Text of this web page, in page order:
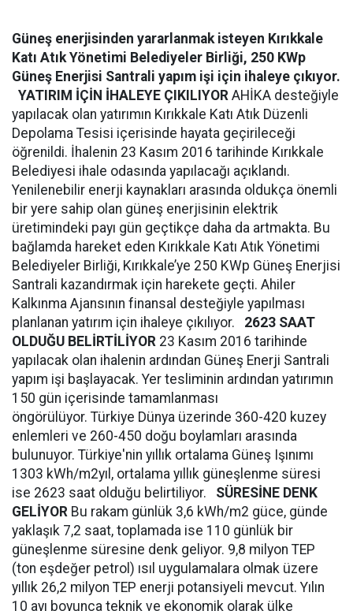
Güneş enerjisinden yararlanmak isteyen Kırıkkale
Katı Atık Yönetimi Belediyeler Birliği, 250 KWp
Güneş Enerjisi Santrali yapım işi için ihaleye çıkıyor.
YATIRIM İÇİN İHALEYE ÇIKILIYOR AHİKA desteğiyle
yapılacak olan yatırımın Kırıkkale Katı Atık Düzenli
Depolama Tesisi içerisinde hayata geçirileceği
öğrenildi. İhalenin 23 Kasım 2016 tarihinde Kırıkkale
Belediyesi ihale odasında yapılacağı açıklandı.
Yenilenebilir enerji kaynakları arasında oldukça önemli
bir yere sahip olan güneş enerjisinin elektrik
üretimindeki payı gün geçtikçe daha da artmakta. Bu
bağlamda hareket eden Kırıkkale Katı Atık Yönetimi
Belediyeler Birliği, Kırıkkale’ye 250 KWp Güneş Enerjisi
Santrali kazandırmak için harekete geçti. Ahiler
Kalkınma Ajansının finansal desteğiyle yapılması
planlanan yatırım için ihaleye çıkılıyor. 2623 SAAT
OLDUĞU BELİRTİLİYOR 23 Kasım 2016 tarihinde
yapılacak olan ihalenin ardından Güneş Enerji Santrali
yapım işi başlayacak. Yer tesliminin ardından yatırımın
150 gün içerisinde tamamlanması
öngörülüyor. Türkiye Dünya üzerinde 360-420 kuzey
enlemleri ve 260-450 doğu boylamları arasında
bulunuyor. Türkiye'nin yıllık ortalama Güneş Işınımı
1303 kWh/m2yıl, ortalama yıllık güneşlenme süresi
ise 2623 saat olduğu belirtiliyor. SÜRESİNE DENK
GELİYOR Bu rakam günlük 3,6 kWh/m2 güce, günde
yaklaşık 7,2 saat, toplamada ise 110 günlük bir
güneşlenme süresine denk geliyor. 9,8 milyon TEP
(ton eşdeğer petrol) ısıl uygulamalara olmak üzere
yıllık 26,2 milyon TEP enerji potansiyeli mevcut. Yılın
10 ayı boyunca teknik ve ekonomik olarak ülke